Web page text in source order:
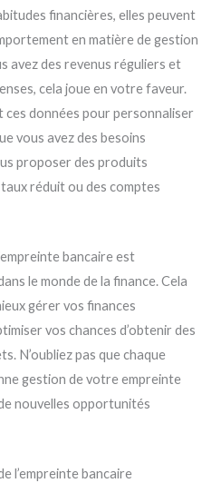
financières, elles peuvent
en matière de gestion
avez des revenus réguliers et
cela joue en votre faveur.
ces données pour personnaliser
vous avez des besoins
proposer des produits
réduit ou des comptes
bancaire est
le monde de la finance. Cela
gérer vos finances
vos chances d’obtenir des
N’oubliez pas que chaque
gestion de votre empreinte
nouvelles opportunités
l’empreinte bancaire